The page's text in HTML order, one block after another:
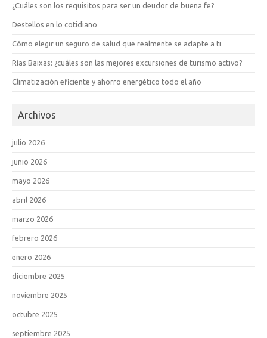
¿Cuáles son los requisitos para ser un deudor de buena fe?
Destellos en lo cotidiano
Cómo elegir un seguro de salud que realmente se adapte a ti
Rías Baixas: ¿cuáles son las mejores excursiones de turismo activo?
Climatización eficiente y ahorro energético todo el año
Archivos
julio 2026
junio 2026
mayo 2026
abril 2026
marzo 2026
febrero 2026
enero 2026
diciembre 2025
noviembre 2025
octubre 2025
septiembre 2025